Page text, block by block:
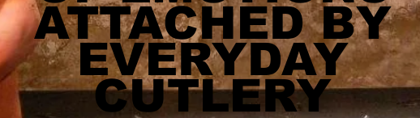
ATTACHED BY
EVERYDAY
CUTLERY